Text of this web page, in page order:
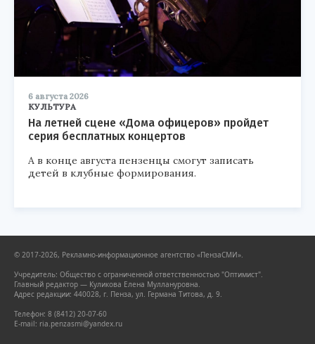
6 августа 2026
КУЛЬТУРА
На летней сцене «Дома офицеров» пройдет
серия бесплатных концертов
А в конце августа пензенцы смогут записать
детей в клубные формирования.
© 2017-2026, Рекламно-информационное агентство «ПензаСМИ».
Учредитель: Общество с ограниченной ответственностью "Оптимист".
Главный редактор — Куликова Елена Муллануровна.
Адрес редакции: 440028, г. Пенза, ул. Германа Титова, д. 9.
Телефон: 8 (8412) 20-07-60
E-mail: ria.penzasmi@yandex.ru